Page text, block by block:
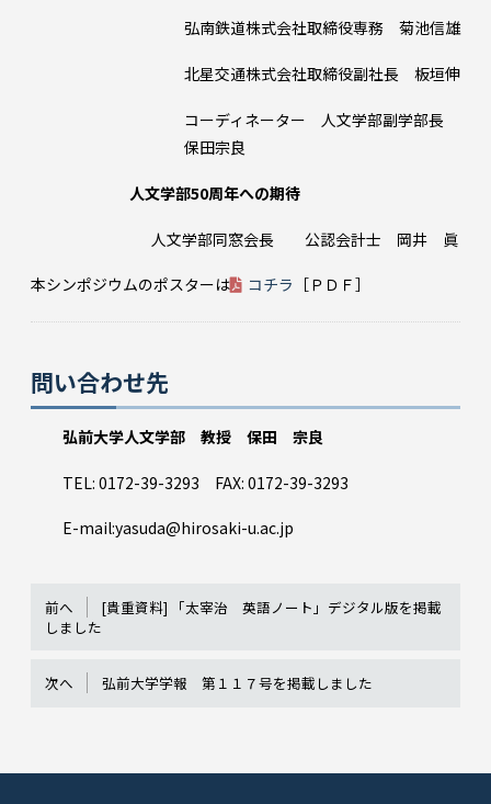
弘南鉄道株式会社取締役専務 菊池信雄
北星交通株式会社取締役副社長 板垣伸
コーディネーター 人文学部副学部長
保田宗良
人文学部50周年への期待
人文学部同窓会長 公認会計士 岡井 眞
本シンポジウムのポスターは コチラ ［ＰＤＦ］
問い合わせ先
弘前大学人文学部 教授 保田 宗良
TEL: 0172-39-3293 FAX: 0172-39-3293
E-mail:yasuda@hirosaki-u.ac.jp
前へ
[貴重資料] 「太宰治 英語ノート」デジタル版を掲載
しました
次へ 弘前大学学報 第１１７号を掲載しました